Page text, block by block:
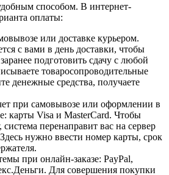
способом. В интернет-
оплаты:
или доставке курьером.
с вами в день доставки, чтобы
подготовить сдачу с любой
товаросопроводительные
денежные средства, получаете
при самовывозе или оформлении в
карты Visa и MasterCard. Чтобы
перенаправит вас на сервер
нужно ввести номер карты, срок
при онлайн-заказе: PayPal,
Для совершения покупки